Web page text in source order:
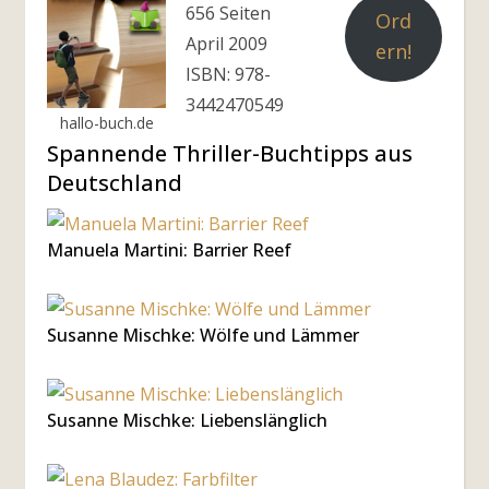
hallo-buch.de
656 Seiten
April 2009
ISBN: 978-
3442470549
Ord
ern!
Spannende Thriller-Buchtipps aus
Deutschland
Manuela Martini: Barrier Reef
Susanne Mischke: Wölfe und Lämmer
Susanne Mischke: Liebenslänglich